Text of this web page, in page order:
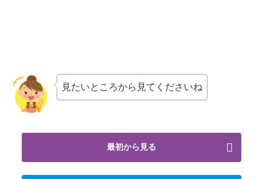
見たいところから見てくださいね
最初から見る